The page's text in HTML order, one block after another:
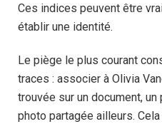
Ces indices peuvent être
établir une identité.
Le piège le plus courant
traces : associer à Olivia
trouvée sur un document,
photo partagée ailleurs.